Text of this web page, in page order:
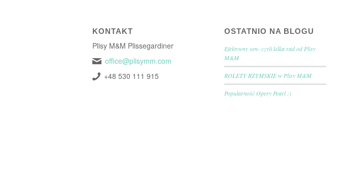
KONTAKT
Plisy M&M Plissegardiner
office@plisymm.com
+48 530 111 915
OSTATNIO NA BLOGU
Efektywny sen- czyli kilka rad od Plisy
M&M
ROLETY RZYMSKIE w Plisy M&M
Popularność Opery Pearl :)